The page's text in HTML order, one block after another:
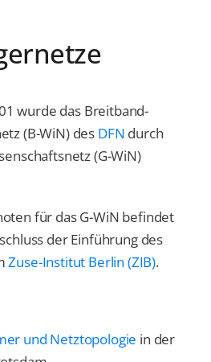
wurde das Breitband-
(B-WiN) des DFN durch
(G-WiN)
für das G-WiN befindet
der Einführung des
Zuse-Institut Berlin (ZIB).
und Netztopologie in der